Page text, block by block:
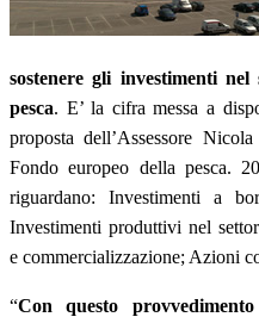
sostenere gli investimenti nel
pesca. E’ la cifra messa a
proposta dell’Assessore
Fondo europeo della pesca.
riguardano: Investimenti a
Investimenti produttivi nel
e commercializzazione; Azioni
“Con questo